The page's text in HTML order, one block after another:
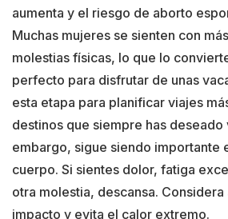
aumenta y el riesgo de aborto
Muchas mujeres se sienten con
molestias físicas, lo que lo
perfecto para disfrutar de unas
esta etapa para planificar viajes
destinos que siempre has deseado
embargo, sigue siendo importante
cuerpo. Si sientes dolor, fatiga
otra molestia, descansa.
impacto y evita el calor extremo.